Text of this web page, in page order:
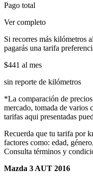
Pago total
Ver completo
Si recorres más kilómetros
pagarás una tarifa
$441 al mes
sin reporte de kilómetros
*La comparación de
mercado, tomada de varios
tarifas aqui presentadas
Recuerda que tu tarifa por
factores como: edad,
Consulta términos y
Mazda 3 AUT 2016